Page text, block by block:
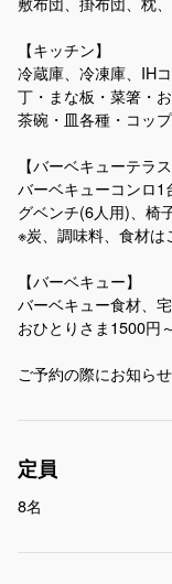
【キッチン】
冷蔵庫、冷凍庫、IH
丁・まな板・菜箸・
茶碗・皿各種・コッ
【バーベキューテラス
バーベキューコンロ
グベンチ(6人用)、椅
※炭、調味料、食材は
【バーベキュー】
バーベキュー食材、宅
おひとりさま1500円
ご予約の際にお知らせ
定員
8名